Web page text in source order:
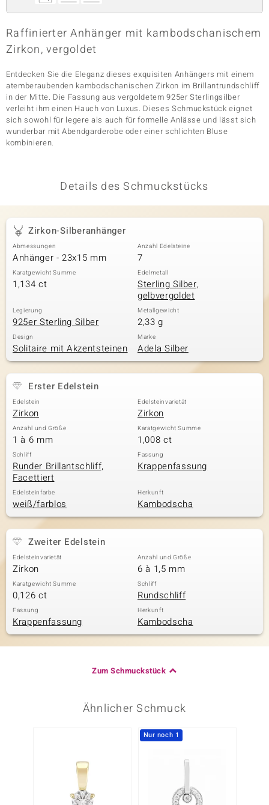
Classics
Raffinierter Anhänger mit kambodschanischem
Zirkon, vergoldet
Entdecken Sie die Eleganz dieses exquisiten Anhängers mit einem
atemberaubenden kambodschanischen Zirkon im Brillantrundschliff
in der Mitte. Die Fassung aus vergoldetem 925er Sterlingsilber
verleiht ihm einen Hauch von Luxus. Dieses Schmuckstück eignet
sich sowohl für legere als auch für formelle Anlässe und lässt sich
wunderbar mit Abendgarderobe oder einer schlichten Bluse
kombinieren.
Details des Schmuckstücks
Zirkon-Silberanhänger
Abmessungen
Anhänger - 23x15 mm
Anzahl Edelsteine
7
Karatgewicht Summe
1,134 ct
Edelmetall
Sterling Silber,
gelbvergoldet
Legierung
925er Sterling Silber
Metallgewicht
2,33 g
Design
Solitaire mit Akzentsteinen
Marke
Adela Silber
Erster Edelstein
Edelstein
Zirkon
Edelsteinvarietät
Zirkon
Anzahl und Größe
1 à 6 mm
Karatgewicht Summe
1,008 ct
Schliff
Runder Brillantschliff,
Facettiert
Fassung
Krappenfassung
Edelsteinfarbe
weiß/farblos
Herkunft
Kambodscha
Zweiter Edelstein
Edelsteinvarietät
Zirkon
Anzahl und Größe
6 à 1,5 mm
Karatgewicht Summe
0,126 ct
Schliff
Rundschliff
Fassung
Krappenfassung
Herkunft
Kambodscha
Zum Schmuckstück
Ähnlicher Schmuck
Nur noch 1